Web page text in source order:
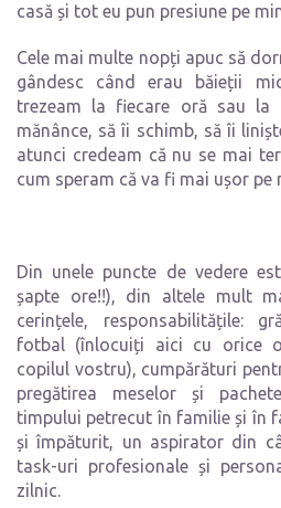
casă și tot eu pun presiune pe
Cele mai multe nopți apuc să
gândesc când erau băieții
trezeam la fiecare oră sau
mănânce, să îi schimb, să îi
atunci credeam că nu se mai
cum speram că va fi mai ușor pe
Din unele puncte de vedere
șapte ore!!), din altele mult
cerințele, responsabilitățile:
fotbal (înlocuiți aici cu orice
copilul vostru), cumpărături
pregătirea meselor și
timpului petrecut în familie și în
și împăturit, un aspirator din
task-uri profesionale și
zilnic.